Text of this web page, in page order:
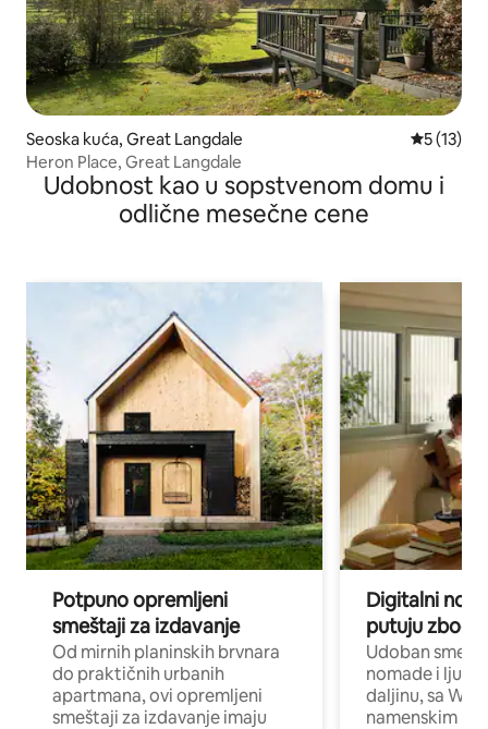
Seoska kuća, Great Langdale Prosečna
5 (13)
Heron Place, Great Langdale
Udobnost kao u sopstvenom domu i
odlične mesečne cene
Potpuno opremljeni
smeštaji za izdavanje
Od mirnih planinskih brvnara
do praktičnih urbanih
apartmana, ovi opremljeni
smeštaji za izdavanje imaju
Digitalni
putuju zbog
Udoban
nomade i ljude
daljinu, sa Wi-
namenskim